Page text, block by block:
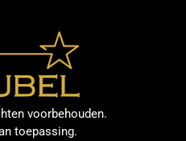
voorbehouden.
toepassing.